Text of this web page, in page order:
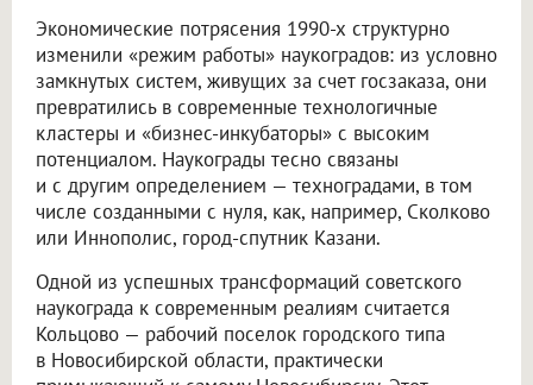
Экономические потрясения 1990-х структурно
изменили «режим работы» наукоградов: из условно
замкнутых систем, живущих за счет госзаказа, они
превратились в современные технологичные
кластеры и «бизнес-инкубаторы» с высоким
потенциалом. Наукограды тесно связаны
и с другим определением — техноградами, в том
числе созданными с нуля, как, например, Сколково
или Иннополис, город-спутник Казани.
Одной из успешных трансформаций советского
наукограда к современным реалиям считается
Кольцово — рабочий поселок городского типа
в Новосибирской области, практически